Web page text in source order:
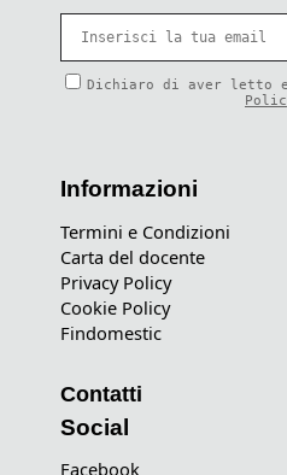
Dichiaro di aver letto
Informazioni
Termini e Condizioni
Carta del docente
Privacy Policy
Cookie Policy
Findomestic
Contatti
Social
Facebook